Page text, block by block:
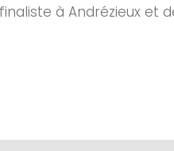
à Andrézieux et